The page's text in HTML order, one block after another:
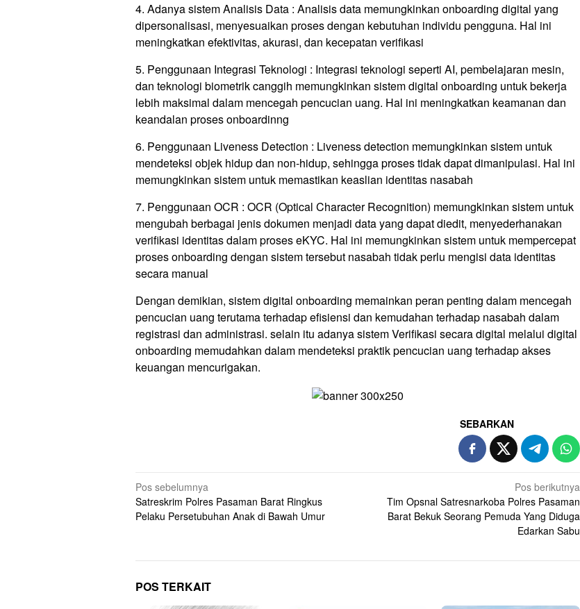
4. Adanya sistem Analisis Data : Analisis data memungkinkan onboarding digital yang
dipersonalisasi, menyesuaikan proses dengan kebutuhan individu pengguna. Hal ini
meningkatkan efektivitas, akurasi, dan kecepatan verifikasi
5. Penggunaan Integrasi Teknologi : Integrasi teknologi seperti AI, pembelajaran mesin,
dan teknologi biometrik canggih memungkinkan sistem digital onboarding untuk bekerja
lebih maksimal dalam mencegah pencucian uang. Hal ini meningkatkan keamanan dan
keandalan proses onboardinng
6. Penggunaan Liveness Detection : Liveness detection memungkinkan sistem untuk
mendeteksi objek hidup dan non-hidup, sehingga proses tidak dapat dimanipulasi. Hal ini
memungkinkan sistem untuk memastikan keaslian identitas nasabah
7. Penggunaan OCR : OCR (Optical Character Recognition) memungkinkan sistem untuk
mengubah berbagai jenis dokumen menjadi data yang dapat diedit, menyederhanakan
verifikasi identitas dalam proses eKYC. Hal ini memungkinkan sistem untuk mempercepat
proses onboarding dengan sistem tersebut nasabah tidak perlu mengisi data identitas
secara manual
Dengan demikian, sistem digital onboarding memainkan peran penting dalam mencegah
pencucian uang terutama terhadap efisiensi dan kemudahan terhadap nasabah dalam
registrasi dan administrasi. selain itu adanya sistem Verifikasi secara digital melalui digital
onboarding memudahkan dalam mendeteksi praktik pencucian uang terhadap akses
keuangan mencurigakan.
SEBARKAN
Navigasi
pos
Pos sebelumnya
Satreskrim Polres Pasaman Barat Ringkus
Pelaku Persetubuhan Anak di Bawah Umur
Pos berikutnya
Tim Opsnal Satresnarkoba Polres Pasaman
Barat Bekuk Seorang Pemuda Yang Diduga
Edarkan Sabu
POS TERKAIT